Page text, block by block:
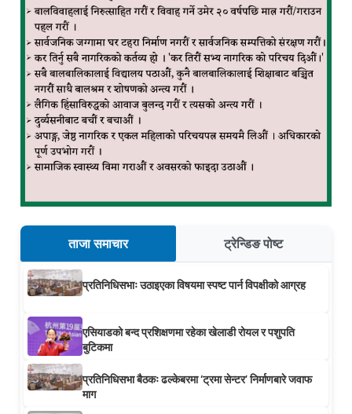
ताजा समाचार ट्रेन्डिङ पोष्ट
प्रतिनिधिसभाः उठाइएका विषयमा स्पष्ट पार्न विपक्षीको आग्रह
एसियाडको बन्द प्रशिक्षणमा रहेका खेलाडी रोयल र पशुपति
बुटिकमा
प्रतिनिधिसभा बैठकः ढल्केबरमा ‘ट्रमा सेन्टर’ निर्माणबारे जवाफ
माग